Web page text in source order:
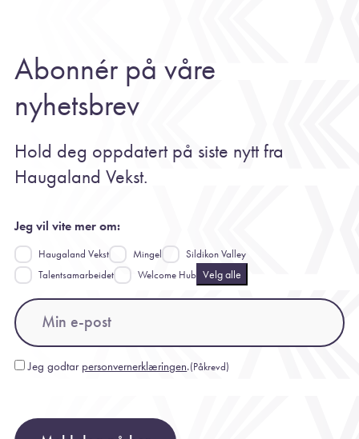
Abonnér på våre
nyhetsbrev
Hold deg oppdatert på siste nytt fra
Haugaland Vekst.
Jeg vil vite mer om:
Haugaland Vekst Mingel
Sildikon Valley
Talentsamarbeidet
Welcome Hub Velg alle
Email
Consent(Påkrevd)
Jeg godtar personvernerklæringen.(Påkrevd)